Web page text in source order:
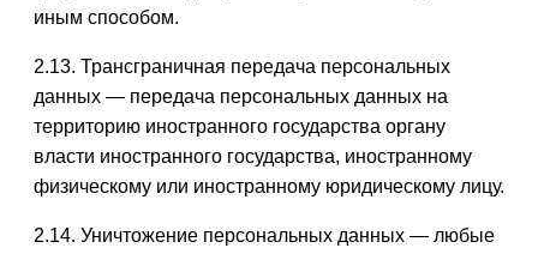
иным способом.
2.13. Трансграничная передача персональных
данных — передача персональных данных на
территорию иностранного государства органу
власти иностранного государства, иностранному
физическому или иностранному юридическому лицу.
2.14. Уничтожение персональных данных — любые